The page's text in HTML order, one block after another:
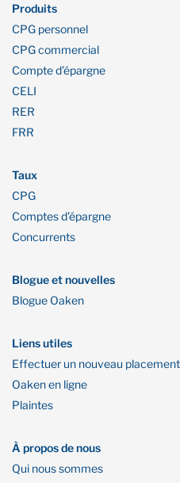
Produits
CPG personnel
CPG commercial
Compte d’épargne
CELI
RER
FRR
Taux
CPG
Comptes d’épargne
Concurrents
Blogue et nouvelles
Blogue Oaken
Liens utiles
Effectuer un nouveau placement
Oaken en ligne
Plaintes
À propos de nous
Qui nous sommes